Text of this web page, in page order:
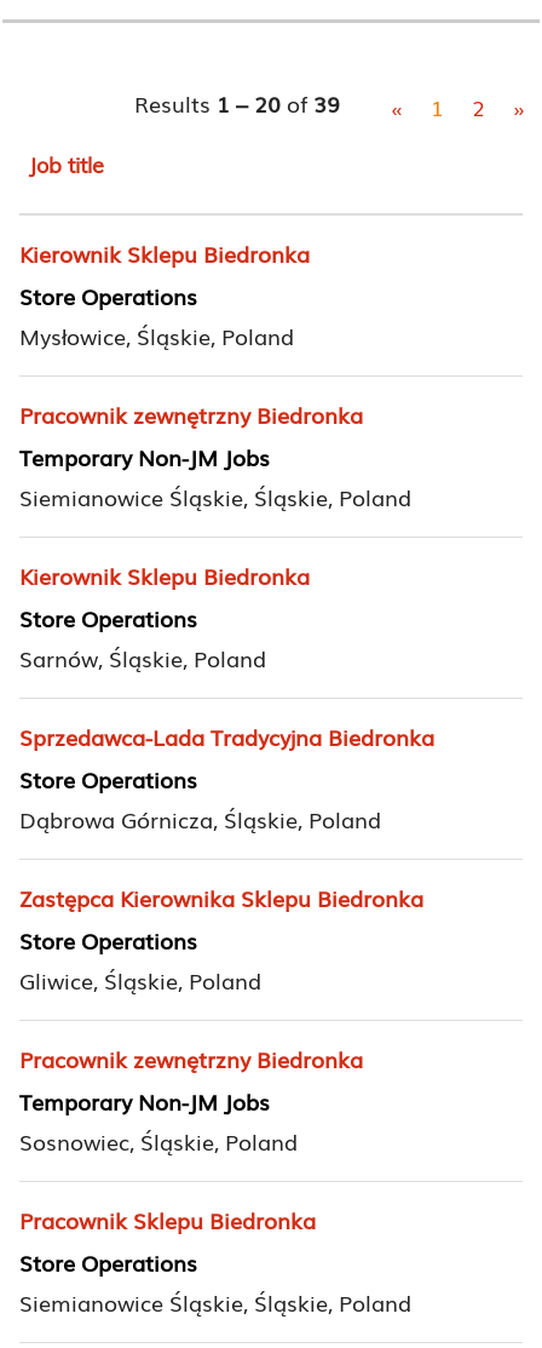
Results 1 – 20 of 39 « 1 2 »
Job title
Kierownik Sklepu Biedronka
Store Operations
Mysłowice, Śląskie, Poland
Pracownik zewnętrzny Biedronka
Temporary Non-JM Jobs
Siemianowice Śląskie, Śląskie, Poland
Kierownik Sklepu Biedronka
Store Operations
Sarnów, Śląskie, Poland
Sprzedawca-Lada Tradycyjna Biedronka
Store Operations
Dąbrowa Górnicza, Śląskie, Poland
Zastępca Kierownika Sklepu Biedronka
Store Operations
Gliwice, Śląskie, Poland
Pracownik zewnętrzny Biedronka
Temporary Non-JM Jobs
Sosnowiec, Śląskie, Poland
Pracownik Sklepu Biedronka
Store Operations
Siemianowice Śląskie, Śląskie, Poland